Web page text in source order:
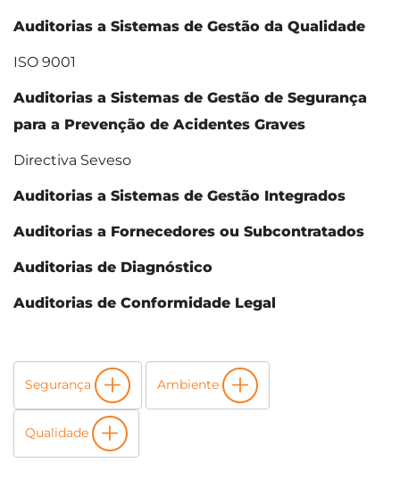
Auditorias a Sistemas de Gestão da Qualidade
ISO 9001
Auditorias a Sistemas de Gestão de Segurança
para a Prevenção de Acidentes Graves
Directiva Seveso
Auditorias a Sistemas de Gestão Integrados
Auditorias a Fornecedores ou Subcontratados
Auditorias de Diagnóstico
Auditorias de Conformidade Legal
Segurança Ambiente
Qualidade